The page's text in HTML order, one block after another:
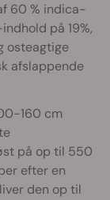
60 % indica-
på 19%,
osteagtige
afslappende
160 cm
på op til 550
efter en
den op til